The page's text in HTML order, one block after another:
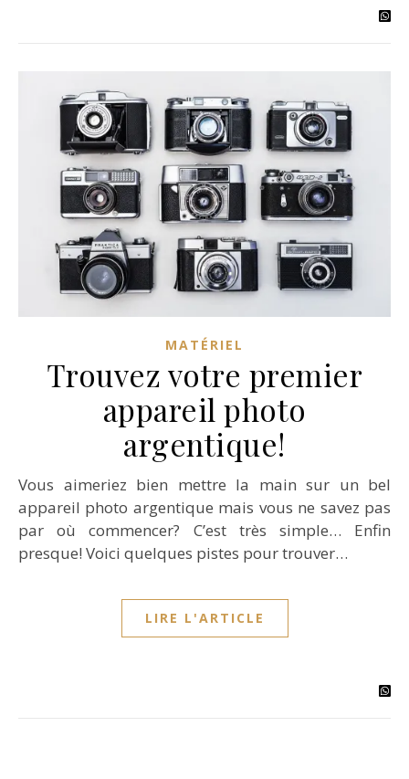
MATÉRIEL
Trouvez votre premier
appareil photo
argentique!
Vous aimeriez bien mettre la main sur un bel
appareil photo argentique mais vous ne savez pas
par où commencer? C’est très simple… Enfin
presque! Voici quelques pistes pour trouver…
LIRE L'ARTICLE